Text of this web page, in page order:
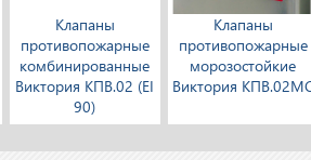
Клапаны
противопожарные
комбинированные
Виктория КПВ.02 (EI
90)
Клапаны
противопожарные
морозостойкие
Виктория